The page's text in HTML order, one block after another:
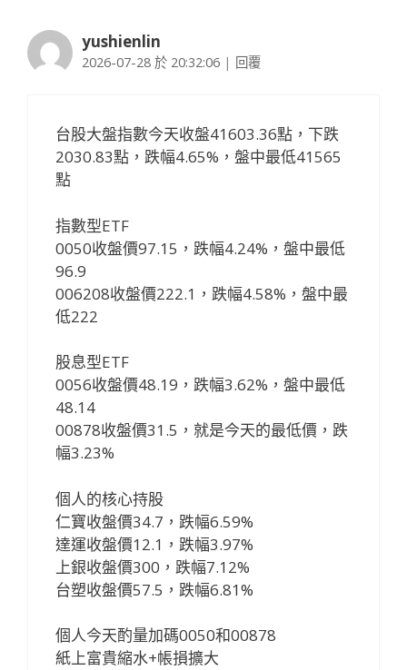
yushienlin
2026-07-28 於 20:32:06 | 回覆
台股大盤指數今天收盤41603.36點，下跌
2030.83點，跌幅4.65%，盤中最低41565
點
指數型ETF
0050收盤價97.15，跌幅4.24%，盤中最低
96.9
006208收盤價222.1，跌幅4.58%，盤中最
低222
股息型ETF
0056收盤價48.19，跌幅3.62%，盤中最低
48.14
00878收盤價31.5，就是今天的最低價，跌
幅3.23%
個人的核心持股
仁寶收盤價34.7，跌幅6.59%
達運收盤價12.1，跌幅3.97%
上銀收盤價300，跌幅7.12%
台塑收盤價57.5，跌幅6.81%
個人今天酌量加碼0050和00878
紙上富貴縮水+帳損擴大